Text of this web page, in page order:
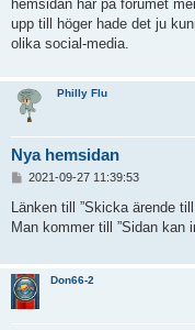
hemsidan här på forumet
upp till höger hade det ju
olika social-media.
Philly Flu
Nya hemsidan
l
g
2021-09-27 11:39:53
Länken till ”Skicka ärende
Man kommer till ”Sidan kan
Don66-2